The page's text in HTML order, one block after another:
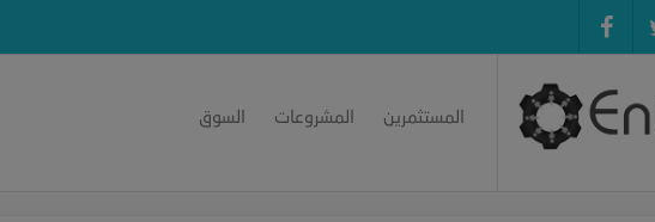
المستثمرين المشروعات السوق